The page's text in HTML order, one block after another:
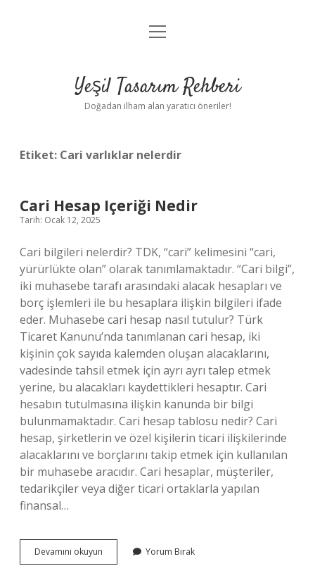
Anasayfa
Yasal Uyarı
menüyü
Yeşil Tasarım Rehberi
Doğadan ilham alan yaratıcı öneriler!
Etiket: Cari varlıklar nelerdir
Cari Hesap Içeriği Nedir
Tarih: Ocak 12, 2025
Cari bilgileri nelerdir? TDK, “cari” kelimesini “cari,
yürürlükte olan” olarak tanımlamaktadır. “Cari bilgi”,
iki muhasebe tarafı arasındaki alacak hesapları ve
borç işlemleri ile bu hesaplara ilişkin bilgileri ifade
eder. Muhasebe cari hesap nasıl tutulur? Türk
Ticaret Kanunu’nda tanımlanan cari hesap, iki
kişinin çok sayıda kalemden oluşan alacaklarını,
vadesinde tahsil etmek için ayrı ayrı talep etmek
yerine, bu alacakları kaydettikleri hesaptır. Cari
hesabın tutulmasına ilişkin kanunda bir bilgi
bulunmamaktadır. Cari hesap tablosu nedir? Cari
hesap, şirketlerin ve özel kişilerin ticari ilişkilerinde
alacaklarını ve borçlarını takip etmek için kullanılan
bir muhasebe aracıdır. Cari hesaplar, müşteriler,
tedarikçiler veya diğer ticari ortaklarla yapılan
finansal…
Devamını okuyun
Hesap
Yorum Bırak